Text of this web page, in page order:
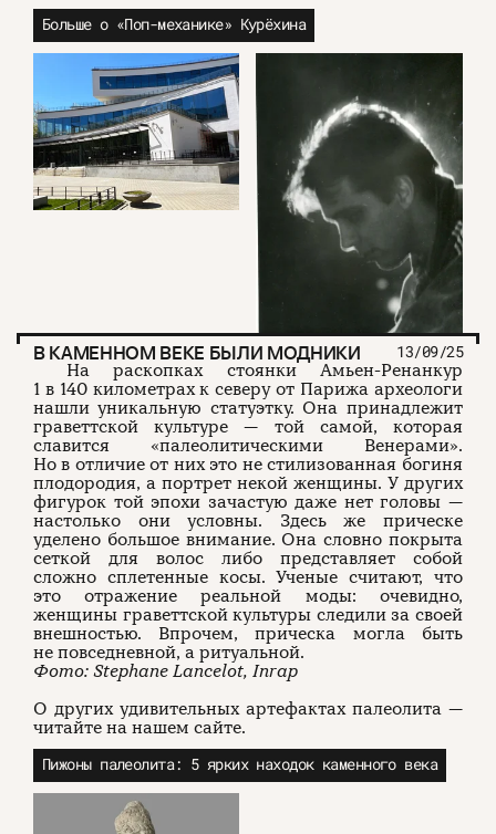
Больше о «Поп-механике» Курёхина
В КАМЕННОМ ВЕКЕ БЫЛИ МОДНИКИ 13/09/25
На раскопках стоянки Амьен-Ренанкур
1 в 140 километрах к северу от Парижа археологи
нашли уникальную статуэтку. Она принадлежит
граветтской культуре — той самой, которая
славится «палеолитическими Венерами».
Но в отличие от них это не стилизованная богиня
плодородия, а портрет некой женщины. У других
фигурок той эпохи зачастую даже нет головы —
настолько они условны. Здесь же прическе
уделено большое внимание. Она словно покрыта
сеткой для волос либо представляет собой
сложно сплетенные косы. Ученые считают, что
это отражение реальной моды: очевидно,
женщины граветтской культуры следили за своей
внешностью. Впрочем, прическа могла быть
не повседневной, а ритуальной.
Фото: Stephane Lancelot, Inrap
О других удивительных артефактах палеолита —
читайте на нашем сайте.
Пижоны палеолита: 5 ярких находок каменного века